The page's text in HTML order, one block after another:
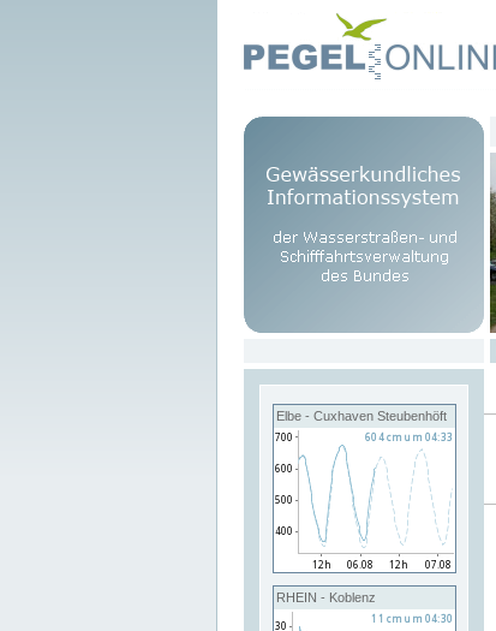
Elbe - Cuxhaven Steubenhöft
RHEIN - Koblenz